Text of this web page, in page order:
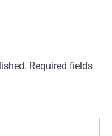
Required fields